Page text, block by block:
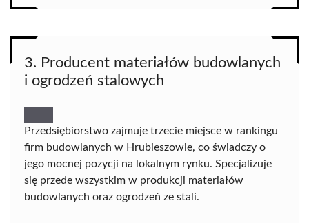
3. Producent materiałów budowlanych
i ogrodzeń stalowych
Przedsiębiorstwo zajmuje trzecie miejsce w rankingu
firm budowlanych w Hrubieszowie, co świadczy o
jego mocnej pozycji na lokalnym rynku. Specjalizuje
się przede wszystkim w produkcji materiałów
budowlanych oraz ogrodzeń ze stali.